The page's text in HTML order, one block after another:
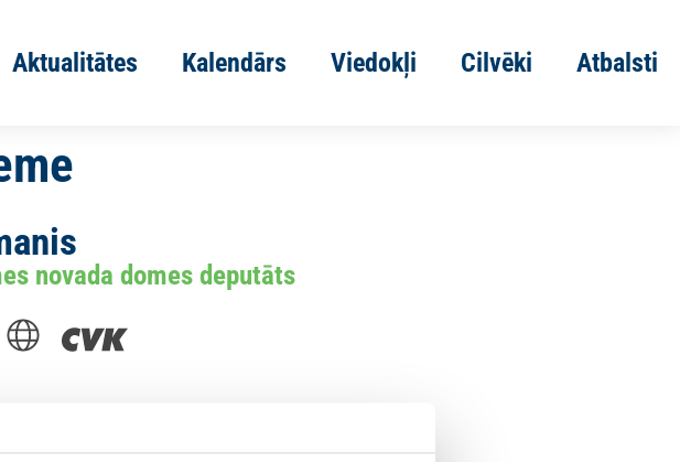
Aktualitātes Kalendārs Viedokļi Cilvēki Atbalsti
novada domes deputāts